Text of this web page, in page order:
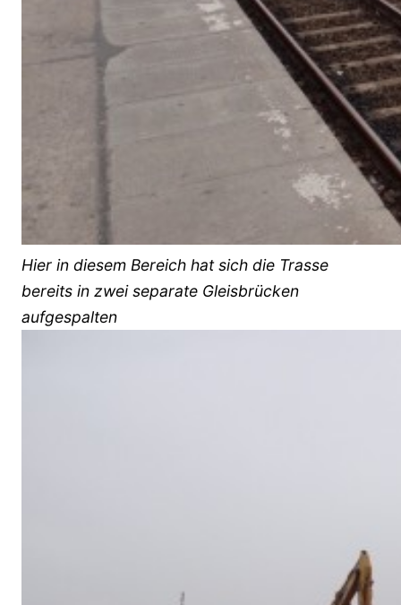
Hier in diesem Bereich hat sich die Trasse
bereits in zwei separate Gleisbrücken
aufgespalten